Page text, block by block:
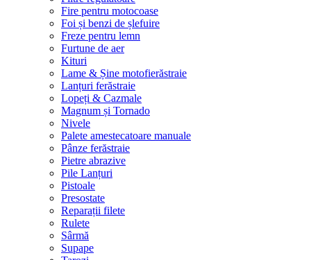
Fire pentru motocoase
Foi și benzi de șlefuire
Freze pentru lemn
Furtune de aer
Kituri
Lame & Șine motofierăstraie
Lanțuri ferăstraie
Lopeți & Cazmale
Magnum și Tornado
Nivele
Palete amestecatoare manuale
Pânze ferăstraie
Pietre abrazive
Pile Lanțuri
Pistoale
Presostate
Reparații filete
Rulete
Sârmă
Supape